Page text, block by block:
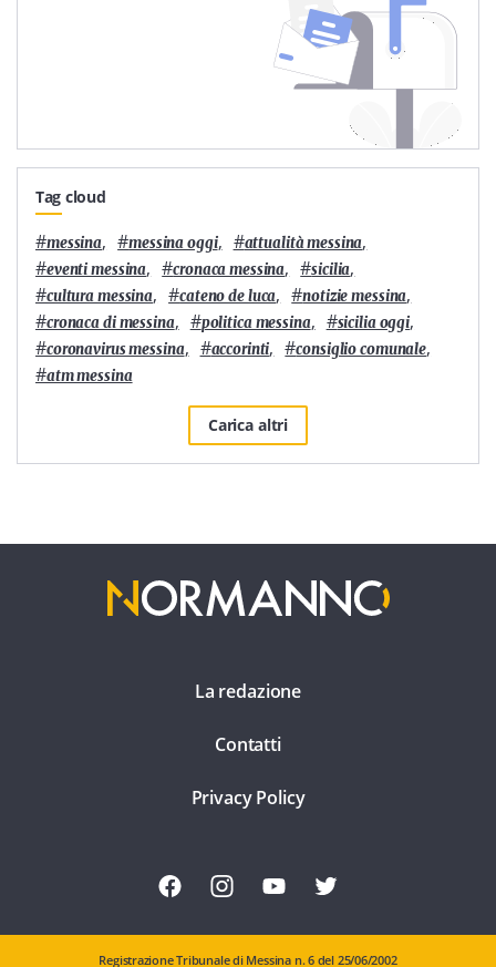
Tag cloud
#messina, #messina oggi, #attualità messina,
#eventi messina, #cronaca messina, #sicilia,
#cultura messina, #cateno de luca, #notizie messina,
#cronaca di messina, #politica messina, #sicilia oggi,
#coronavirus messina, #accorinti, #consiglio comunale,
#atm messina
Carica altri
La redazione
Contatti
Privacy Policy
Registrazione Tribunale di Messina n. 6 del 25/06/2002